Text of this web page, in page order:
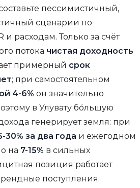
пессимистичный,
сценарии по
и расходам. Только за счёт
потока чистая доходность
примерный срок
; при самостоятельном
4-6% он значительно
в Улувату бо́льшую
генерирует земля: при
30% за два года и ежегодном
на 7-15% в сильных
позиция работает
поступления.